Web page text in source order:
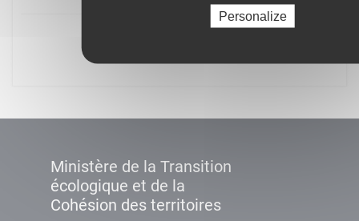
Personalize
Ministère de la Transition
écologique et de la
Cohésion des territoires